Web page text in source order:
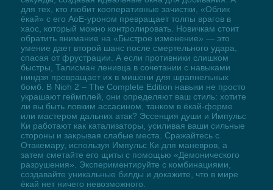
для тех, кто любит кооперативные зачистки, «Облик
ёкай» с его АоЕ-уроном превращает толпы врагов в
хаос, который можно контролировать. Новичкам стоит
обратить внимание на «Быстрое изменение» — это
умение дает второй шанс после смертельного удара,
спасая от фрустрации. А если противники слишком
быстры, Талисман ленивца в сочетании с навыками
ниндзя превращает их в мишени для шрапнельных
бомб. В Nioh 2 – The Complete Edition навыки не просто
украшают геймплей, они определяют ваш стиль: хотите
ли вы быть ловким ассасином, танком в ёкай-форме
или мастером дальних атак? Эссенция души и Импульс
Ки работают как катализаторы, усиливая ваши сильные
стороны и закрывая слабые места. Сражайтесь с
Отакемару, используя Импульс Ки для маневров, а
затем сметайте его щиты с помощью «Демонического
разрушения». Экспериментируйте с комбинациями,
создавайте уникальные билды и докажите, что в мире
ёкай нет ничего невозможного.